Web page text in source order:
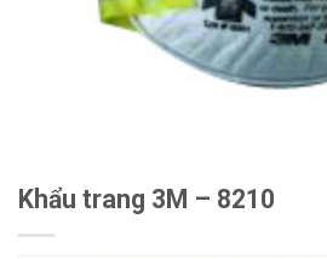
Khẩu trang 3M – 8210